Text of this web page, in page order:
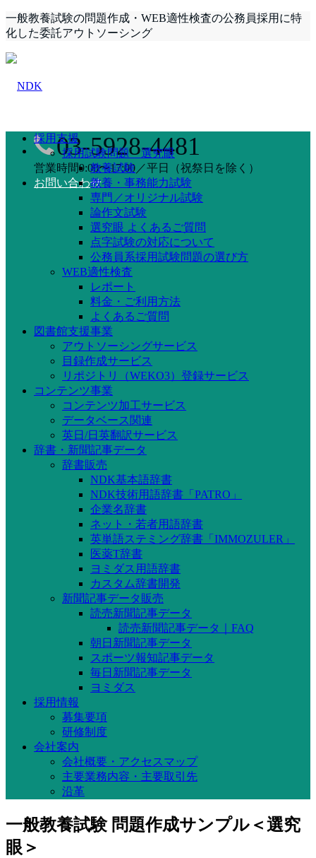
一般教養試験の問題作成・WEB適性検査の公務員採用に特
化した委託アウトソーシング
03-5928-4481
営業時間9:00〜17:00／平日（祝祭日を除く）
お問い合わせ
採用支援
採用試験問題 選究眼
教養試験
教養・事務能力試験
専門／オリジナル試験
論作文試験
選究眼 よくあるご質問
点字試験の対応について
公務員系採用試験問題の選び方
WEB適性検査
レポート
料金・ご利用方法
よくあるご質問
図書館支援事業
アウトソーシングサービス
目録作成サービス
リポジトリ（WEKO3）登録サービス
コンテンツ事業
コンテンツ加工サービス
データベース関連
英日/日英翻訳サービス
辞書・新聞記事データ
辞書販売
NDK基本語辞書
NDK技術用語辞書「PATRO」
企業名辞書
ネット・若者用語辞書
英単語ステミング辞書「IMMOZULER」
医薬T辞書
ヨミダス用語辞書
カスタム辞書開発
新聞記事データ販売
読売新聞記事データ
読売新聞記事データ｜FAQ
朝日新聞記事データ
スポーツ報知記事データ
毎日新聞記事データ
ヨミダス
採用情報
募集要項
研修制度
会社案内
会社概要・アクセスマップ
主要業務内容・主要取引先
沿革
一般教養試験 問題作成サンプル＜選究
眼＞